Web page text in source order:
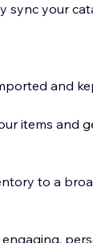
sync your
and
items and
to a